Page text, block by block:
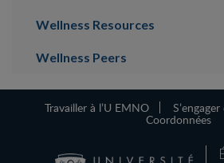
Wellness Resources
Wellness Peers
Travailler à l’U EMNO
Coordonnées